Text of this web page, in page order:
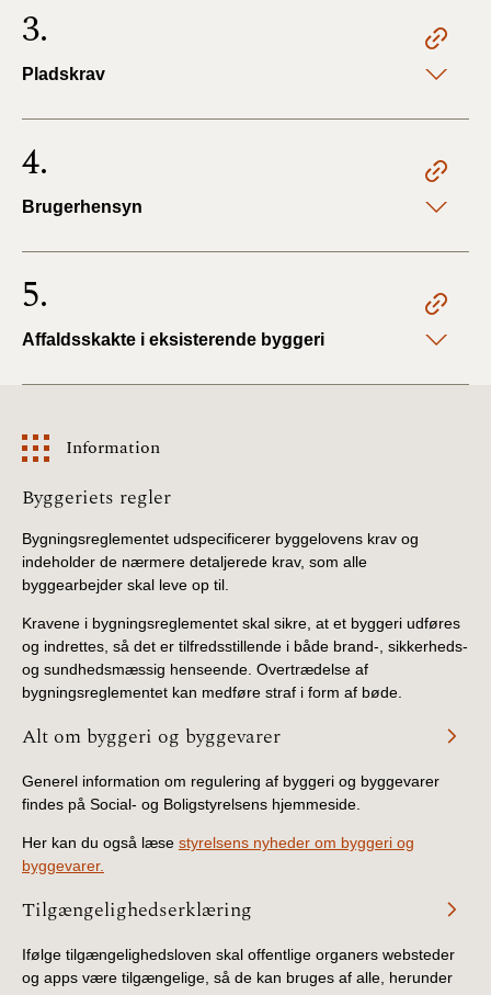
3.
Pladskrav
4.
Brugerhensyn
5.
Affaldsskakte i eksisterende byggeri
Information
Information
Byggeriets regler
Bygningsreglementet udspecificerer byggelovens krav og
indeholder de nærmere detaljerede krav, som alle
byggearbejder skal leve op til.
Kravene i bygningsreglementet skal sikre, at et byggeri udføres
og indrettes, så det er tilfredsstillende i både brand-, sikkerheds-
og sundhedsmæssig henseende. Overtrædelse af
bygningsreglementet kan medføre straf i form af bøde.
Alt om byggeri og byggevarer
Generel information om regulering af byggeri og byggevarer
findes på Social- og Boligstyrelsens hjemmeside.
Her kan du også læse styrelsens nyheder om byggeri og
byggevarer.
Tilgængelighedserklæring
Ifølge tilgængelighedsloven skal offentlige organers websteder
og apps være tilgængelige, så de kan bruges af alle, herunder